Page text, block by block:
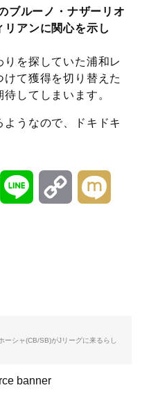
ブルーノ・ナザーリオ
アンに関心を示し
りを探していた浦和レ
て獲得を切り替えた
してしまいます。
うなので、ドキドキ
シャ(CB/SB)がJリーグに来るらし